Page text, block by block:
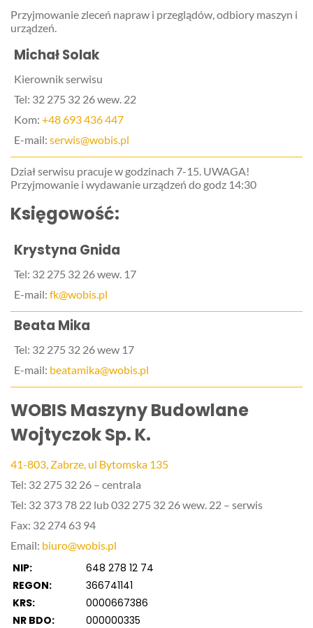
Przyjmowanie zleceń napraw i przeglądów, odbiory maszyn i
urządzeń.
Michał Solak
Kierownik serwisu
Tel: 32 275 32 26 wew. 22
Kom: +48 693 436 447
E-mail: serwis@wobis.pl
Dział serwisu pracuje w godzinach 7-15. UWAGA!
Przyjmowanie i wydawanie urządzeń do godz 14:30
Księgowość:
Krystyna Gnida
Tel: 32 275 32 26 wew. 17
E-mail: fk@wobis.pl
Beata Mika
Tel: 32 275 32 26 wew 17
E-mail: beatamika@wobis.pl
WOBIS Maszyny Budowlane
Wojtyczok Sp. K.
41-803, Zabrze, ul Bytomska 135
Tel: 32 275 32 26 – centrala
Tel: 32 373 78 22 lub 032 275 32 26 wew. 22 – serwis
Fax: 32 274 63 94
Email: biuro@wobis.pl
NIP:
648 278 12 74
REGON:
366741141
KRS:
0000667386
NR BDO:
000000335